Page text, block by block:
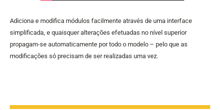
Adiciona e modifica módulos facilmente através de uma interface
simplificada, e quaisquer alterações efetuadas no nível superior
propagam-se automaticamente por todo o modelo – pelo que as
modificações só precisam de ser realizadas uma vez.